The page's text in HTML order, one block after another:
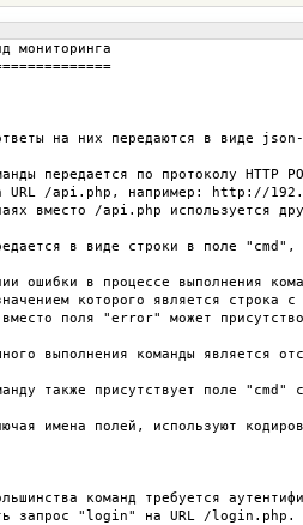
        =========================